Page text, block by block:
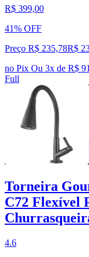
R$ 399,00
41% OFF
Preço R$ 235,78R$
no Pix Ou 3x de R$
Full
Torneira
C72 Flexível
4.6